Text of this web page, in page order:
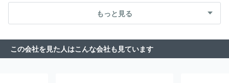
株式会社太田胃散
社
光製薬株式会社 トーアエイヨー株式会社
中外製薬工業株式
会社
ＣＳＬベーリング株式会社
グラクソ・スミスクライン株式
会社
デンカ生研株式会社 株式会社カイノス
ユースキン製薬株
（その他）
農林・水産 たばこ・飼料 その他
もっと見る
この会社を見た人はこんな会社も見ています